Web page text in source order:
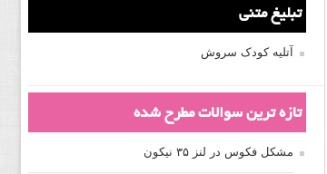
تبلیغ متنی
آتلیه کودک سروش
تازه ترین سوالات مطرح شده
مشکل فکوس در لنز ۳۵ نیکون